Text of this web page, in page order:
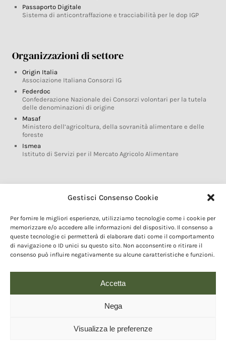
Gestisci Consenso Cookie
Per fornire le migliori esperienze, utilizziamo tecnologie come i cookie per
memorizzare e/o accedere alle informazioni del dispositivo. Il consenso a
queste tecnologie ci permetterà di elaborare dati come il comportamento
di navigazione o ID unici su questo sito. Non acconsentire o ritirare il
consenso può influire negativamente su alcune caratteristiche e funzioni.
Accetta
Nega
Visualizza le preferenze
Passaporto Digitale
Sistema di anticontraffazione e tracciabilità per le dop IGP
Organizzazioni di settore
Origin Italia
Associazione Italiana Consorzi IG
Federdoc
Confederazione Nazionale dei Consorzi volontari per la tutela
delle denominazioni di origine
Masaf
Ministero dell’agricoltura, della sovranità alimentare e delle
foreste
Ismea
Istituto di Servizi per il Mercato Agricolo Alimentare
Glossario DOP IGP
Marchi DOP IGP
Normativa prodotti DOP IGP
Consorzi di Tutela
Farm To Fork e prodotti DOP IGP